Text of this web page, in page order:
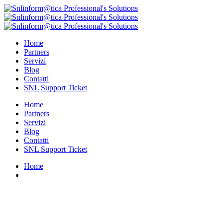
Home
Partners
Servizi
Blog
Contatti
SNL Support Ticket
Home
Partners
Servizi
Blog
Contatti
SNL Support Ticket
Home